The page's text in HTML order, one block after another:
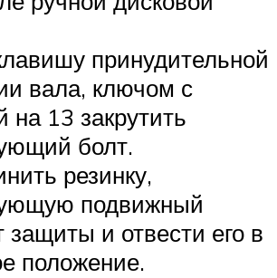
принудительной
вала, ключом с
на 13 закрутить
болт.
резинку,
подвижный
защиты и отвести его в
положение.